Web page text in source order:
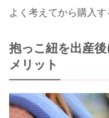
よく考えてから購入す
抱っこ紐を出産
メリット